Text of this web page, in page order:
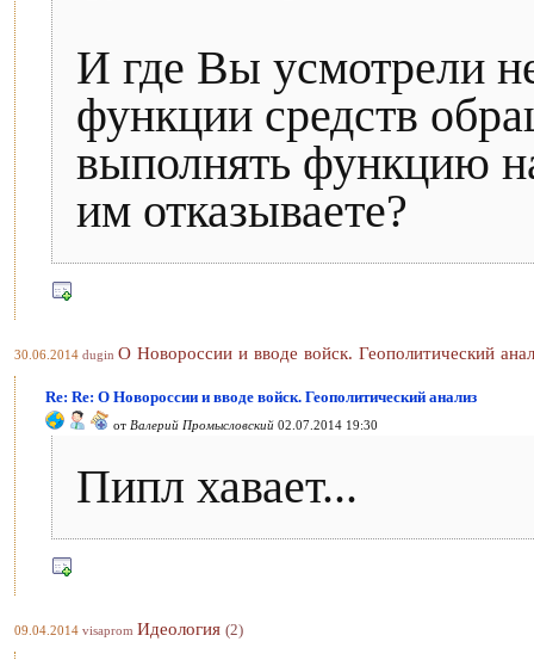
И где Вы усмотрели
функции средств
выполнять функцию
им отказываете?
30.06.2014 dugin О Новороссии и вводе войск. Геополитический
Re: Re: О Новороссии и вводе войск. Геополитический анализ
от Валерий Промысловский 02.07.2014 19:30
Пипл хавает...
09.04.2014 visaprom Идеология (2)